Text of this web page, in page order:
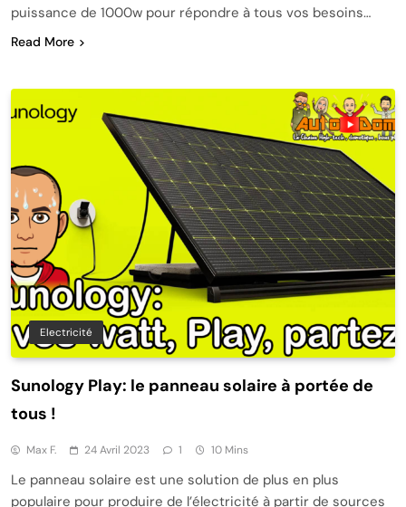
puissance de 1000w pour répondre à tous vos besoins…
Read More
Electricité
Sunology Play: le panneau solaire à portée de
tous !
Max F. 24 Avril 2023 1 10 Mins
Le panneau solaire est une solution de plus en plus
populaire pour produire de l’électricité à partir de sources